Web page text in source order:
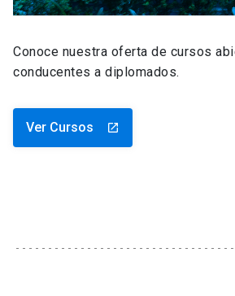
Conoce nuestra oferta de cursos
conducentes a diplomados.
Ver Cursos launch